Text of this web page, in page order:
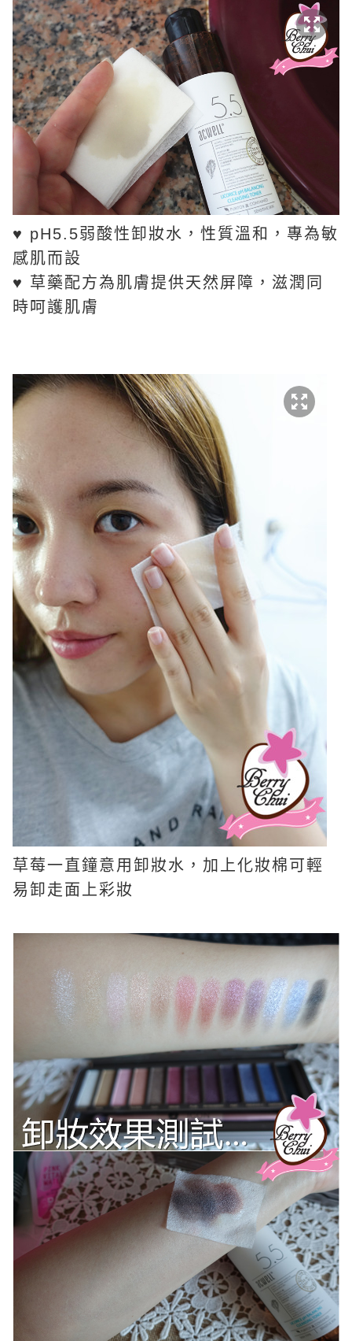
♥ pH5.5弱酸性卸妝水，性質溫和，專為敏
感肌而設
♥ 草藥配方為肌膚提供天然屏障，滋潤同
時呵護肌膚
草莓一直鐘意用卸妝水，加上化妝棉可輕
易卸走面上彩妝